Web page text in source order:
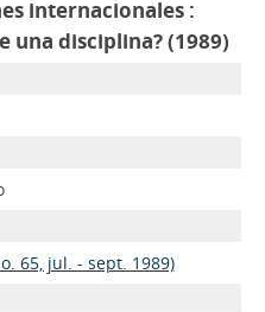
internacionales :
una disciplina? (1989)
65, jul. - sept. 1989)